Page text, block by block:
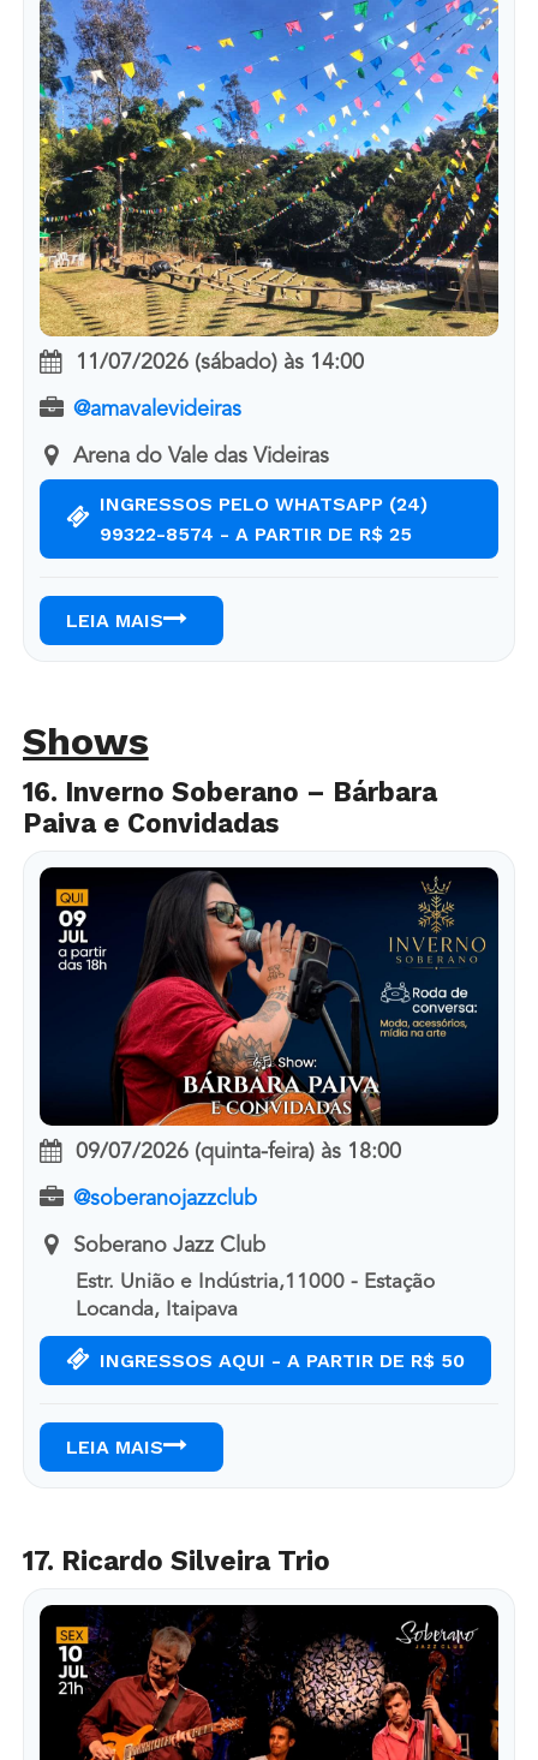
11/07/2026 (sábado) às 14:00
@amavalevideiras
Arena do Vale das Videiras
INGRESSOS PELO WHATSAPP (24)
99322-8574 - A PARTIR DE R$ 25
LEIA MAIS
Shows
16. Inverno Soberano – Bárbara
Paiva e Convidadas
09/07/2026 (quinta-feira) às 18:00
@soberanojazzclub
Soberano Jazz Club
Estr. União e Indústria,11000 - Estação
Locanda, Itaipava
INGRESSOS AQUI - A PARTIR DE R$ 50
LEIA MAIS
17. Ricardo Silveira Trio